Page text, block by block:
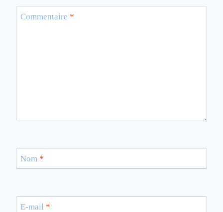
Commentaire *
Nom *
E-mail *